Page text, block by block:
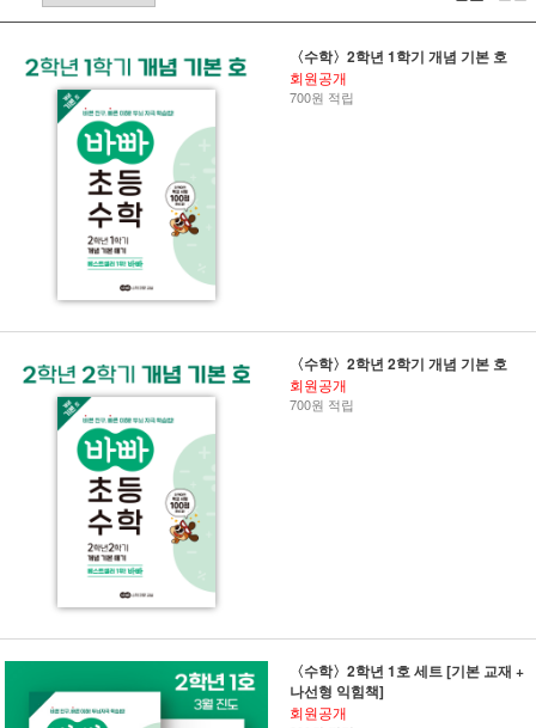
〈수학〉2학년 1학기 개념 기본 호
회원공개
700원 적립
〈수학〉2학년 2학기 개념 기본 호
회원공개
700원 적립
〈수학〉2학년 1호 세트 [기본 교재 +
나선형 익힘책]
회원공개